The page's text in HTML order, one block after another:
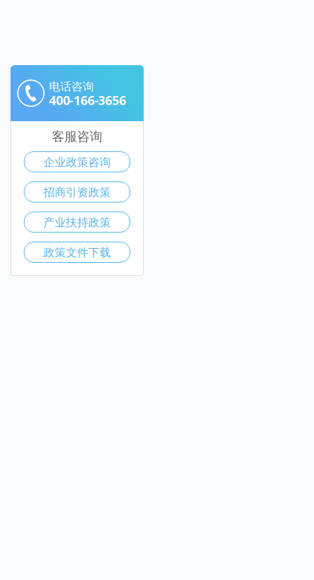
电话咨询
400-166-3656
客服咨询
企业政策咨询
招商引资政策
产业扶持政策
政策文件下载